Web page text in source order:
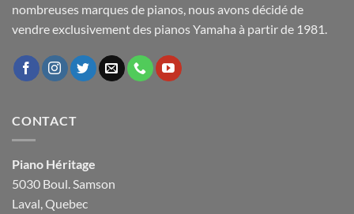
nombreuses marques de pianos, nous avons décidé de
vendre exclusivement des pianos Yamaha à partir de 1981.
CONTACT
Piano Héritage
5030 Boul. Samson
Laval, Quebec